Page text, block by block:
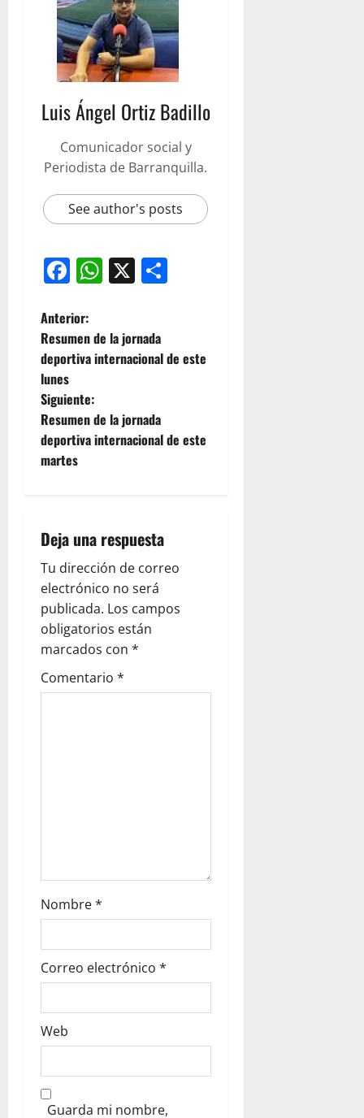
Luis Ángel Ortiz Badillo
Comunicador social y
Periodista de Barranquilla.
See author's posts
Facebook
WhatsApp
X
Anterior:
Resumen de la jornada
deportiva internacional de este
lunes
Siguiente:
Resumen de la jornada
deportiva internacional de este
martes
Deja una respuesta
Tu dirección de correo
electrónico no será
publicada. Los campos
obligatorios están
marcados con *
Comentario *
Nombre*
Correo electrónico *
Web
Guarda mi nombre,